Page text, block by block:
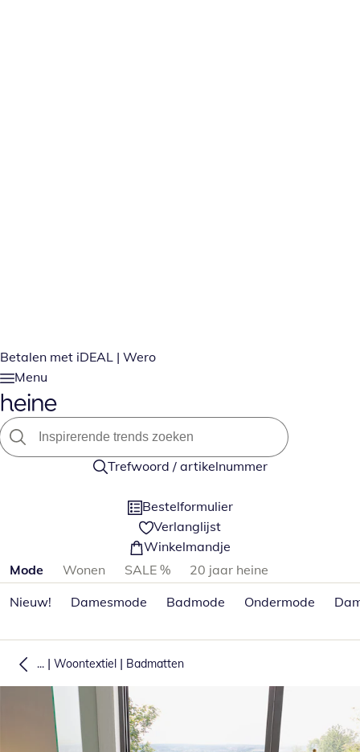
Betalen met iDEAL | Wero
Menu
Trefwoord / artikelnummer
Bestelformulier
Verlanglijst
Winkelmandje
Productcategorieën overslaan
Mode Wonen SALE %
20 jaar heine
Nieuw!
Damesmode Badmode Ondermode
... | Woontextiel | Badmatten